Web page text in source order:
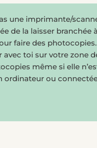
une imprimante/
de la laisser branchée à
faire des
avec toi sur votre zone
même si elle
ordinateur ou